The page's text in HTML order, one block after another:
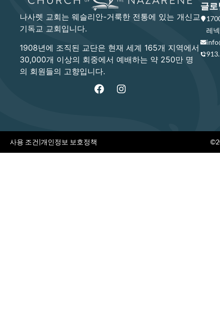
나사렛 교회는 웨슬리안-거룩한 전통에 있는 개신교
기독교 교회입니다.
1908년에 조직된 교단은 현재 세계 165개 지역에서
30,000개 이상의 회중에서 예배하는 약 250만 명
의 회원들의 고향입니다.
글로
레
사용 조건|개인정보 보호정책